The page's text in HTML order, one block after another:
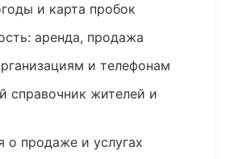
и карта пробок
аренда, продажа
и телефонам
справочник жителей и
о продаже и услугах